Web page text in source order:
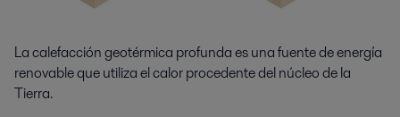
La calefacción geotérmica profunda es una fuente de energía
renovable que utiliza el calor procedente del núcleo de la
Tierra.